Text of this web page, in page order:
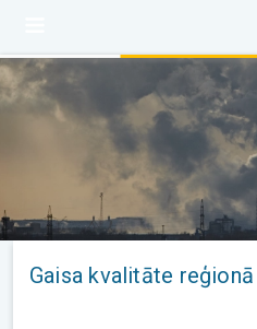
Gaisa kvalitāte